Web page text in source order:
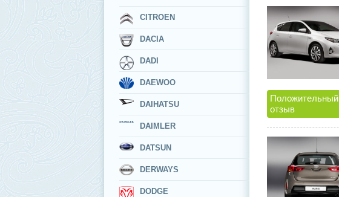
CITROEN
DACIA
DADI
DAEWOO
DAIHATSU
DAIMLER
DATSUN
DERWAYS
DODGE
Положительный
отзыв